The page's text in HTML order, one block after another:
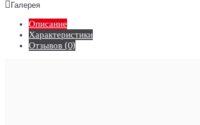
Галерея
Описание
Характеристики
Отзывов (0)